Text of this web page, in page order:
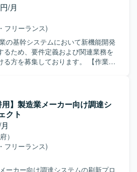
円/月
フリーランス)
の基幹システムにおいて新機能開発
るため、要件定義および関連業務を
を募集しております。 【作業内
整を行いながら、要件定義工程を中
を支援していただきます。 各種設計
や、要件定義書・設計書などのド
ーもご担当いただきます。 また、
ンや論点整理、関係者間の合意形
求める人物像】 シス
みを持ち、開発経験を背景に要件
実務に継続して関わってこられた
論理的思考力をもとに課題や論点を
用】製造業メーカー向け調達シ
クト
）
フリーランス)
ーカー向け調達システムの刷新プロ